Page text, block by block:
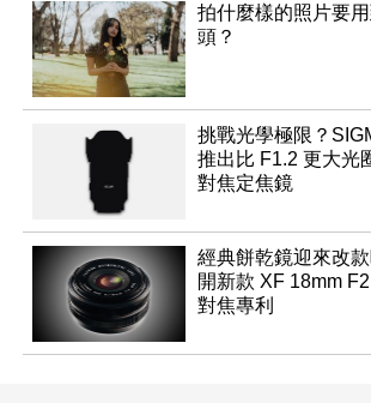
拍什麼樣的照片要
頭？
挑戰光學極限？
推出比 F1.2 更大光
對焦定焦鏡
經典餅乾鏡迎來改
開新款 XF 18mm
對焦專利